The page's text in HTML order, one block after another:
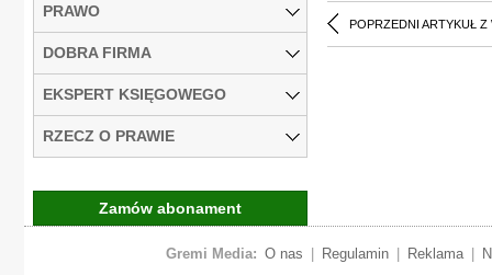
POPRZEDNI ARTYKUŁ Z
PRAWO
DOBRA FIRMA
EKSPERT KSIĘGOWEGO
RZECZ O PRAWIE
Zamów abonament
Gremi Media: O nas Regulamin Reklama